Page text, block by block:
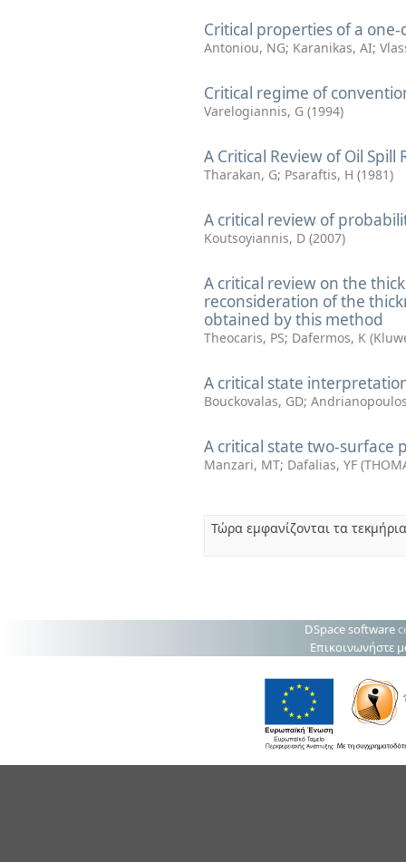
Critical properties of a
Antoniou, NG; Karanikas, AI;
Critical regime of
Varelogiannis, G (1994)
A Critical Review of Oil Spill
Tharakan, G; Psaraftis, H (1981)
A critical review of
Koutsoyiannis, D (2007)
A critical review on the
reconsideration of the
obtained by this method
Theocaris, PS; Dafermos, K (
A critical state
Bouckovalas, GD;
A critical state two-surface
Manzari, MT; Dafalias, YF (
Τώρα εμφανίζονται τα
DSpace software
Επικοινωνήστε